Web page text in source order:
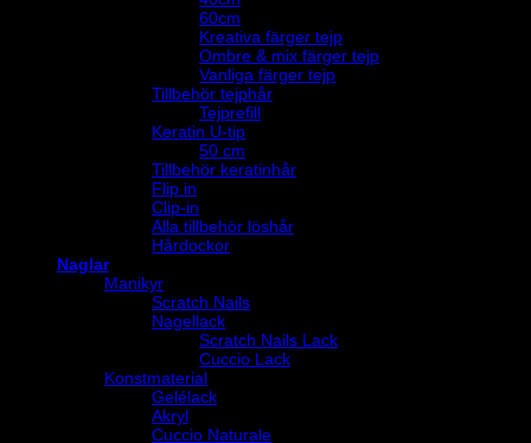
60cm
Kreativa färger tejp
Ombre & mix färger tejp
Vanliga färger tejp
Tillbehör tejphår
Tejprefill
Keratin U-tip
50 cm
Tillbehör keratinhår
Flip in
Clip-in
Alla tillbehör löshår
Hårdockor
Naglar
Manikyr
Scratch Nails
Nagellack
Scratch Nails Lack
Cuccio Lack
Konstmaterial
Gelélack
Akryl
Cuccio Naturale